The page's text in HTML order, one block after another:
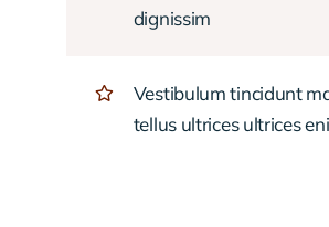
dignissim
Vestibulum tincidunt
tellus ultrices ultrices